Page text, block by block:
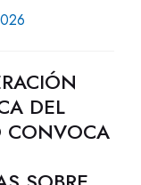
DEL
CONVOCA